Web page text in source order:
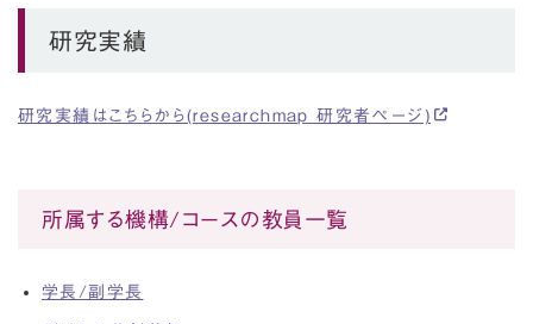
研究実績
研究実績はこちらから(researchmap 研究者ページ)
所属する機構/コースの教員一覧
学長/副学長